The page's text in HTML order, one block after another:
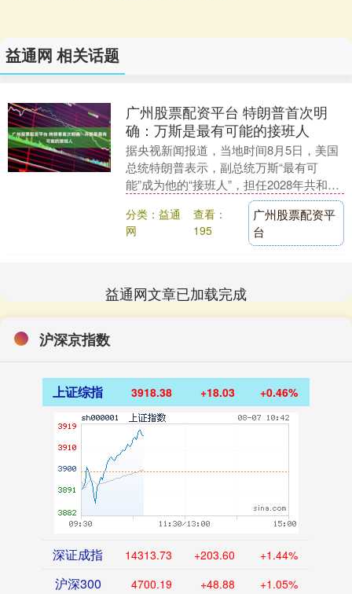
益通网 相关话题
广州股票配资平台 特朗普首次明
确：万斯是最有可能的接班人
据央视新闻报道，当地时间8月5日，美国
总统特朗普表示，副总统万斯“最有可
能”成为他的“接班人”，担任2028年共和党
总统候选人。 据悉这是特朗普迄今为止对
万斯作....
分类：益通
网
查看：
195
广州股票配资平
台
益通网文章已加载完成
沪深京指数
上证综指 3918.38 +18.03 +0.46%
深证成指 14313.73 +203.60 +1.44%
沪深300 4700.19 +48.88 +1.05%